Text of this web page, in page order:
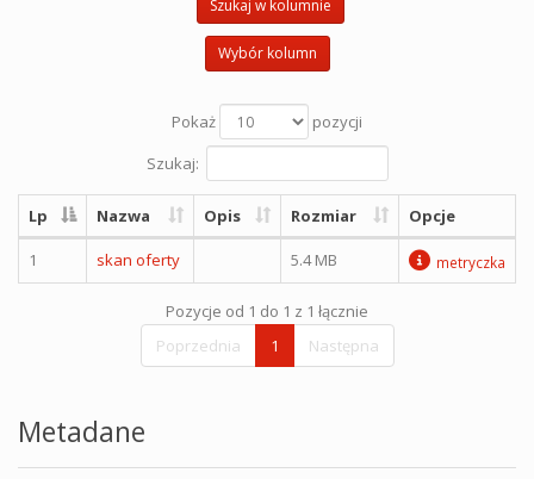
Szukaj w kolumnie
Wybór kolumn
Pokaż
pozycji
Szukaj:
Lp Nazwa Opis Rozmiar Opcje
1 skan oferty 5.4 MB metryczka
Pozycje od 1 do 1 z 1 łącznie
Poprzednia
1 Następna
Metadane